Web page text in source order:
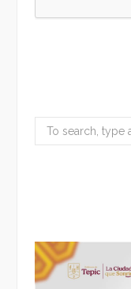
Search
for: